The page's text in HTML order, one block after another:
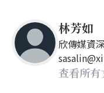
林芳如
欣傳媒資
查看所有